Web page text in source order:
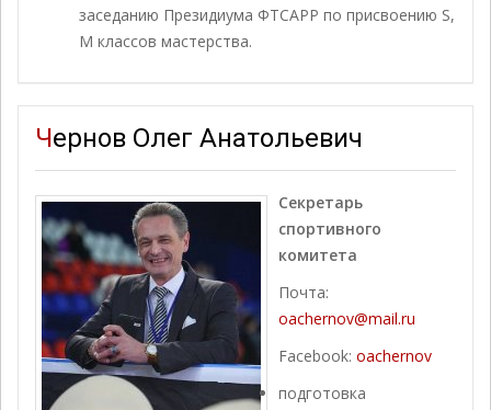
заседанию Президиума ФТСАРР по присвоению S,
М классов мастерства.
Чернов Олег Анатольевич
Секретарь
спортивного
комитета
Почта:
oachernov@mail.ru
Facebook: oachernov
подготовка